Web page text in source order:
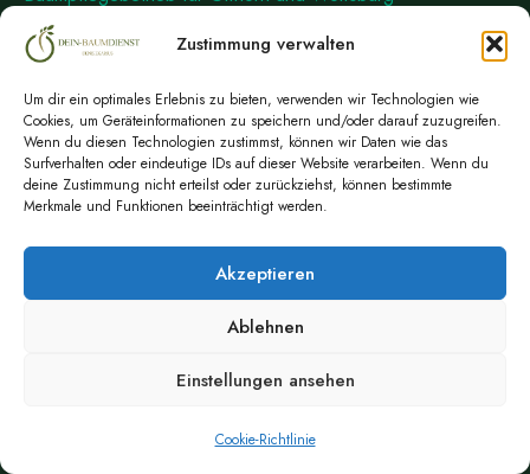
Zustimmung verwalten
Um dir ein optimales Erlebnis zu bieten, verwenden wir Technologien wie
Cookies, um Geräteinformationen zu speichern und/oder darauf zuzugreifen.
Wenn du diesen Technologien zustimmst, können wir Daten wie das
Surfverhalten oder eindeutige IDs auf dieser Website verarbeiten. Wenn du
deine Zustimmung nicht erteilst oder zurückziehst, können bestimmte
Merkmale und Funktionen beeinträchtigt werden.
Akzeptieren
Ablehnen
Einstellungen ansehen
Cookie-Richtlinie
News
Kontakt
Impressum
Datenschutzerklärung
Cookie-Richtlinie (EU)